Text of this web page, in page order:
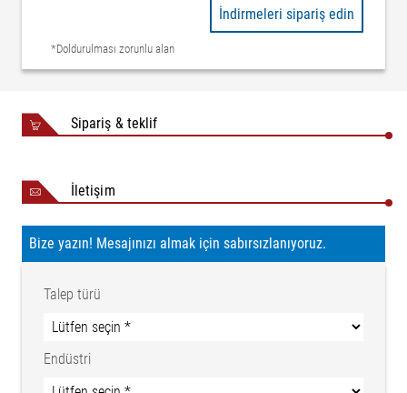
*Doldurulması zorunlu alan
İndirmeleri sipariş edin
Sipariş & teklif
İletişim
Bize yazın! Mesajınızı almak için sabırsızlanıyoruz.
Talep türü
Endüstri